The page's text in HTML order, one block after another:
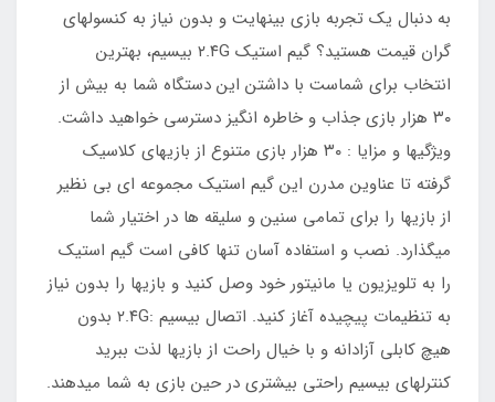
به دنبال یک تجربه بازی بینهایت و بدون نیاز به کنسولهای
گران قیمت هستید؟ گیم استیک ۲.۴G بیسیم، بهترین
انتخاب برای شماست با داشتن این دستگاه شما به بیش از
۳۰ هزار بازی جذاب و خاطره انگیز دسترسی خواهید داشت.
ویژگیها و مزایا : ۳۰ هزار بازی متنوع از بازیهای کلاسیک
گرفته تا عناوین مدرن این گیم استیک مجموعه ای بی نظیر
از بازیها را برای تمامی سنین و سلیقه ها در اختیار شما
میگذارد. نصب و استفاده آسان تنها کافی است گیم استیک
را به تلویزیون یا مانيتور خود وصل کنید و بازیها را بدون نیاز
به تنظیمات پیچیده آغاز کنید. اتصال بیسیم :۲.۴G بدون
هیچ کابلی آزادانه و با خیال راحت از بازیها لذت ببرید
کنترلهای بیسیم راحتی بیشتری در حین بازی به شما میدهند.